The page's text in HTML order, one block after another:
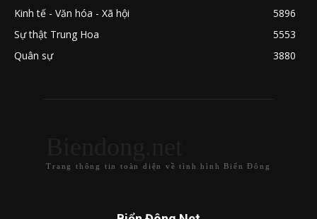
Kinh tế - Văn hóa - Xã hội
5896
Sự thật Trung Hoa
5553
Quân sự
3880
Trang thông tin toàn diện về tình hình Biển Đông